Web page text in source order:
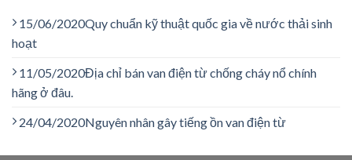
15/06/2020Quy chuẩn kỹ thuật quốc gia về nước thải sinh
hoạt
11/05/2020Địa chỉ bán van điện từ chống cháy nổ chính
hãng ở đâu.
24/04/2020Nguyên nhân gây tiếng ồn van điện từ